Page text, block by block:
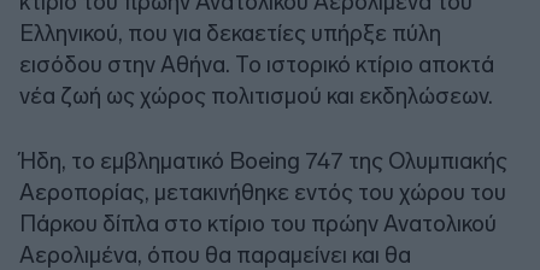
Ελληνικού, που για δεκαετίες υπήρξε πύλη
εισόδου στην Αθήνα. Το ιστορικό κτίριο αποκτά
νέα ζωή ως χώρος πολιτισμού και εκδηλώσεων.
Ήδη, το εμβληματικό Boeing 747 της Ολυμπιακής
Αεροπορίας, μετακινήθηκε εντός του χώρου του
Πάρκου δίπλα στο κτίριο του πρώην Ανατολικού
Αερολιμένα, όπου θα παραμείνει και θα